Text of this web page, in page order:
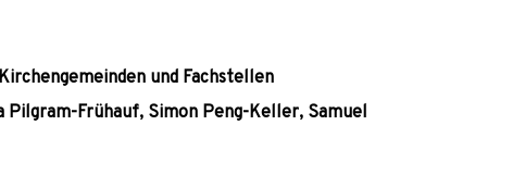
und Fachstellen
Frühauf, Simon Peng-Keller, Samuel